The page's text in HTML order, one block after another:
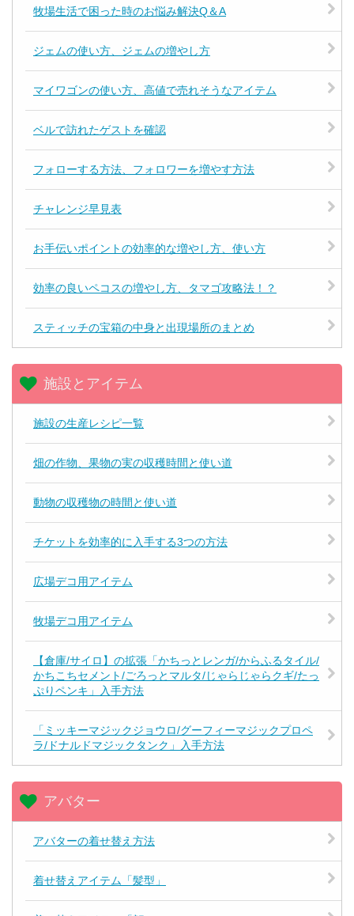
牧場生活で困った時のお悩み解決Q＆A
ジェムの使い方、ジェムの増やし方
マイワゴンの使い方、高値で売れそうなアイテム
ベルで訪れたゲストを確認
フォローする方法、フォロワーを増やす方法
チャレンジ早見表
お手伝いポイントの効率的な増やし方、使い方
効率の良いペコスの増やし方、タマゴ攻略法！？
スティッチの宝箱の中身と出現場所のまとめ
施設とアイテム
施設の生産レシピ一覧
畑の作物、果物の実の収穫時間と使い道
動物の収穫物の時間と使い道
チケットを効率的に入手する3つの方法
広場デコ用アイテム
牧場デコ用アイテム
【倉庫/サイロ】の拡張「かちっとレンガ/からふるタイル/
かちこちセメント/ごろっとマルタ/じゃらじゃらクギ/たっ
ぷりペンキ」入手方法
「ミッキーマジックジョウロ/グーフィーマジックプロペ
ラ/ドナルドマジックタンク」入手方法
アバター
アバターの着せ替え方法
着せ替えアイテム「髪型」